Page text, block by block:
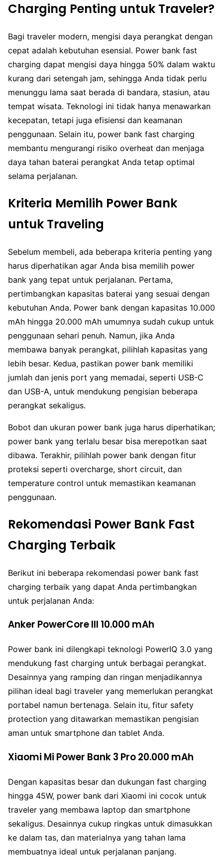
Charging Penting untuk Traveler?
Bagi traveler modern, mengisi daya perangkat dengan
cepat adalah kebutuhan esensial. Power bank fast
charging dapat mengisi daya hingga 50% dalam waktu
kurang dari setengah jam, sehingga Anda tidak perlu
menunggu lama saat berada di bandara, stasiun, atau
tempat wisata. Teknologi ini tidak hanya menawarkan
kecepatan, tetapi juga efisiensi dan keamanan
penggunaan. Selain itu, power bank fast charging
membantu mengurangi risiko overheat dan menjaga
daya tahan baterai perangkat Anda tetap optimal
selama perjalanan.
Kriteria Memilih Power Bank
untuk Traveling
Sebelum membeli, ada beberapa kriteria penting yang
harus diperhatikan agar Anda bisa memilih power
bank yang tepat untuk perjalanan. Pertama,
pertimbangkan kapasitas baterai yang sesuai dengan
kebutuhan Anda. Power bank dengan kapasitas 10.000
mAh hingga 20.000 mAh umumnya sudah cukup untuk
penggunaan sehari penuh. Namun, jika Anda
membawa banyak perangkat, pilihlah kapasitas yang
lebih besar. Kedua, pastikan power bank memiliki
jumlah dan jenis port yang memadai, seperti USB-C
dan USB-A, untuk mendukung pengisian beberapa
perangkat sekaligus.
Bobot dan ukuran power bank juga harus diperhatikan;
power bank yang terlalu besar bisa merepotkan saat
dibawa. Terakhir, pilihlah power bank dengan fitur
proteksi seperti overcharge, short circuit, dan
temperature control untuk memastikan keamanan
penggunaan.
Rekomendasi Power Bank Fast
Charging Terbaik
Berikut ini beberapa rekomendasi power bank fast
charging terbaik yang dapat Anda pertimbangkan
untuk perjalanan Anda:
Anker PowerCore III 10.000 mAh
Power bank ini dilengkapi teknologi PowerIQ 3.0 yang
mendukung fast charging untuk berbagai perangkat.
Desainnya yang ramping dan ringan menjadikannya
pilihan ideal bagi traveler yang memerlukan perangkat
portabel namun bertenaga. Selain itu, fitur safety
protection yang ditawarkan memastikan pengisian
aman untuk smartphone dan tablet Anda.
Xiaomi Mi Power Bank 3 Pro 20.000 mAh
Dengan kapasitas besar dan dukungan fast charging
hingga 45W, power bank dari Xiaomi ini cocok untuk
traveler yang membawa laptop dan smartphone
sekaligus. Desainnya cukup ringkas untuk dimasukkan
ke dalam tas, dan materialnya yang tahan lama
membuatnya ideal untuk perjalanan panjang.